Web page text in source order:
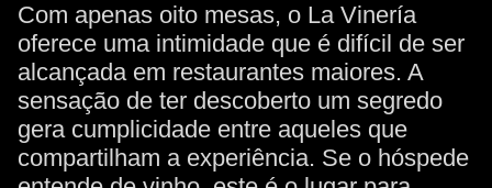
Com apenas oito mesas, o La Vinería
oferece uma intimidade que é difícil de ser
alcançada em restaurantes maiores. A
sensação de ter descoberto um segredo
gera cumplicidade entre aqueles que
compartilham a experiência. Se o hóspede